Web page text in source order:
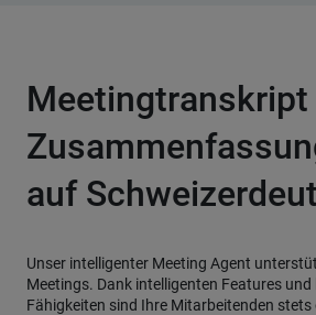
Meetingtranskript
auf
Unser intelligenter Meeting Agent
Meetings. Dank intelligenten Features und
Fähigkeiten sind Ihre Mitarbeitenden